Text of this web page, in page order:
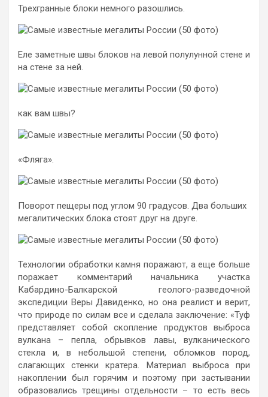
Трехгранные блоки немного разошлись.
Еле заметные швы блоков на левой полулунной стене и
на стене за ней.
как вам швы?
«Фляга».
Поворот пещеры под углом 90 градусов. Два больших
мегалитических блока стоят друг на друге.
Технологии обработки камня поражают, а еще больше
поражает комментарий начальника участка
Кабардино-Балкарской геолого-разведочной
экспедиции Веры Давиденко, но она реалист и верит,
что природе по силам все и сделала заключение: «Туф
представляет собой скопление продуктов выброса
вулкана – пепла, обрывков лавы, вулканического
стекла и, в небольшой степени, обломков пород,
слагающих стенки кратера. Материал выброса при
накоплении был горячим и поэтому при застывании
образовались трещины отдельности – то есть весь